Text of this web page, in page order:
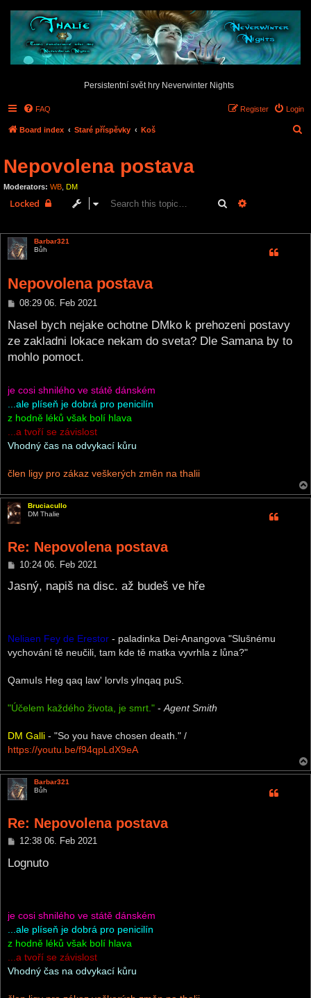
Persistentní svět hry Neverwinter Nights
FAQ Login
Register
Board index Staré příspěvky Koš
Nepovolena postava
Moderators: WB DM
Locked Search
Barbar321
Bůh
Nepovolena postava
P
s
08:29 06. Feb 2021
Nasel bych nejake ochotne DMko k prehozeni postavy
ze zakladni lokace nekam do sveta? Dle Samana by to
mohlo pomoct.
je cosi shnilého ve státě dánském
...ale plíseň je dobrá pro penicilín
z hodně léků však bolí hlava
...a tvoří se závislost
Vhodný čas na odvykací kůru
člen ligy pro zákaz veškerých změn na thalii
Bruciacullo
DM Thalie
Re: Nepovolena postava
P
s
10:24 06. Feb 2021
Jasný, napiš na disc. až budeš ve hře
Neliaen Fey de Erestor - paladinka Dei-Anangova "Slušnému
vychování tě neučili, tam kde tě matka vyvrhla z lůna?"
QamuIs Heg qaq law' lorvIs yInqaq puS.
"Účelem každého života, je smrt." -Agent Smith
DM Galli - "So you have chosen death." /
https://youtu.be/f94qpLdX9eA
Barbar321
Bůh
Re: Nepovolena postava
P
s
12:38 06. Feb 2021
Lognuto
je cosi shnilého ve státě dánském
...ale plíseň je dobrá pro penicilín
z hodně léků však bolí hlava
...a tvoří se závislost
Vhodný čas na odvykací kůru